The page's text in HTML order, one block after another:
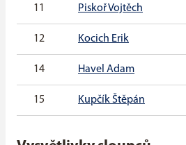
11 Piskoř Vojtěch
12 Kocich Erik
14 Havel Adam
15 Kupčík Štěpán